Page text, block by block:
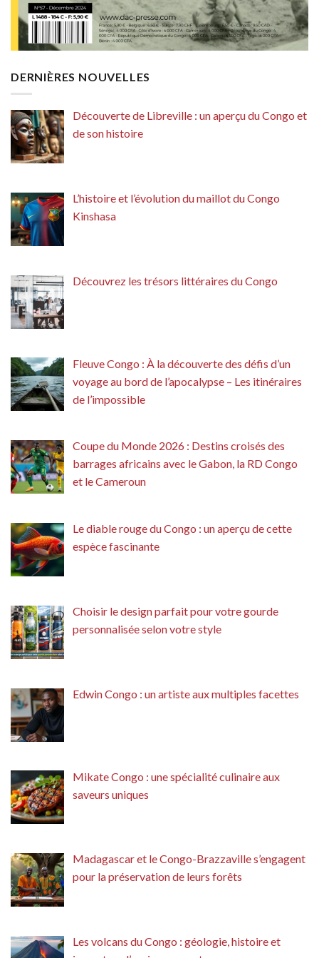
DERNIÈRES NOUVELLES
Découverte de Libreville : un aperçu du Congo et
de son histoire
L’histoire et l’évolution du maillot du Congo
Kinshasa
Découvrez les trésors littéraires du Congo
Fleuve Congo : À la découverte des défis d’un
voyage au bord de l’apocalypse – Les itinéraires
de l’impossible
Coupe du Monde 2026 : Destins croisés des
barrages africains avec le Gabon, la RD Congo
et le Cameroun
Le diable rouge du Congo : un aperçu de cette
espèce fascinante
Choisir le design parfait pour votre gourde
personnalisée selon votre style
Edwin Congo : un artiste aux multiples facettes
Mikate Congo : une spécialité culinaire aux
saveurs uniques
Madagascar et le Congo-Brazzaville s’engagent
pour la préservation de leurs forêts
Les volcans du Congo : géologie, histoire et